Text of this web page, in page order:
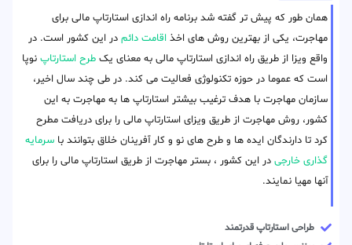
همان طور که پیش تر گفته شد برنامه راه اندازی استارتاپ مالی برای
مهاجرت، یکی از بهترین روش های اخذ اقامت دائم در این کشور است. در
واقع ویزا از طریق راه اندازی استارتاپ مالی به معنای یک طرح استارتاپ نوپا
است که عموما در حوزه تکنولوژی فعالیت می کند. در طی چند سال اخیر،
سازمان مهاجرت با هدف ترغیب بیشتر استارتاپ ها به مهاجرت به این
کشور، روش مهاجرت از طریق ویزای استارتاپ مالی را برای دریافت مطرح
کرد تا دارندگان ایده ها و طرح های نو و کار آفرینان خلاق بتوانند با سرمایه
گذاری خارجی در این کشور ، بستر مهاجرت از طریق استارتاپ مالی را برای
آنها مهیا نمایند.
طراحی استارتاپ قدرتمند